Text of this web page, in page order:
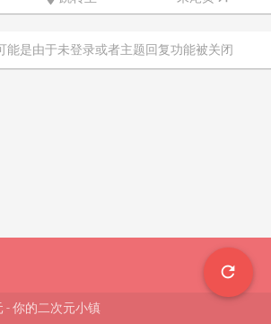
能是由于未登录或者主题回复功能被关闭

- 你的二次元小镇